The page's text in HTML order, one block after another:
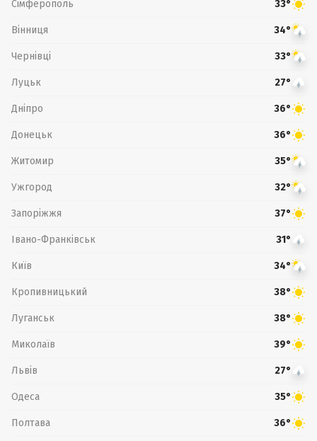
Сімферополь 33°
Вінниця 34°
Чернівці 33°
Луцьк 27°
Дніпро 36°
Донецьк 36°
Житомир 35°
Ужгород 32°
Запоріжжя 37°
Івано-Франківськ 31°
Київ 34°
Кропивницький 38°
Луганськ 38°
Миколаїв 39°
Львів 27°
Одеса 35°
Полтава 36°